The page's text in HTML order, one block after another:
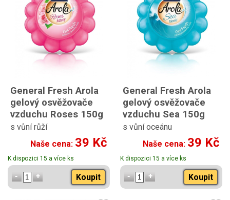
General Fresh Arola
gelový osvěžovače
vzduchu Roses 150g
s vůní růží
Naše cena: 39 Kč
K dispozici 15 a více ks
Koupit
General Fresh Arola
gelový osvěžovače
vzduchu Sea 150g
s vůní oceánu
Naše cena: 39 Kč
K dispozici 15 a více ks
Koupit